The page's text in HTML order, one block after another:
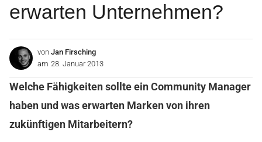
erwarten Unternehmen?
von Jan Firsching
am 28. Januar 2013
Welche Fähigkeiten sollte ein Community Manager
haben und was erwarten Marken von ihren
zukünftigen Mitarbeitern?